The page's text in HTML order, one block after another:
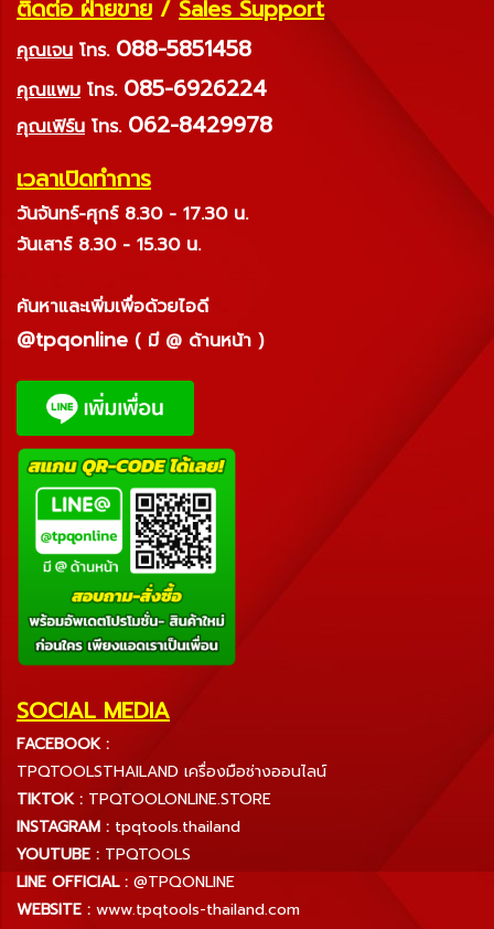
ติดต่อ ฝ่ายขาย / Sales Support
คุณเจน โทร. 088-5851458
คุณแพม โทร. 085-6926224
คุณเฟิร์น โทร. 062-8429978
เวลาเปิดทำการ
วันจันทร์-ศุกร์ 8.30 - 17.30 น.
วันเสาร์ 8.30 - 15.30 น.
ค้นหาและเพิ่มเพื่อด้วยไอดี
@tpqonline ( มี @ ด้านหน้า )
SOCIAL MEDIA
FACEBOOK :
TPQTOOLSTHAILAND เครื่องมือช่างออนไลน์
TIKTOK : TPQTOOLONLINE.STORE
INSTAGRAM : tpqtools.thailand
YOUTUBE : TPQTOOLS
LINE OFFICIAL : @TPQONLINE
WEBSITE : www.tpqtools-thailand.com